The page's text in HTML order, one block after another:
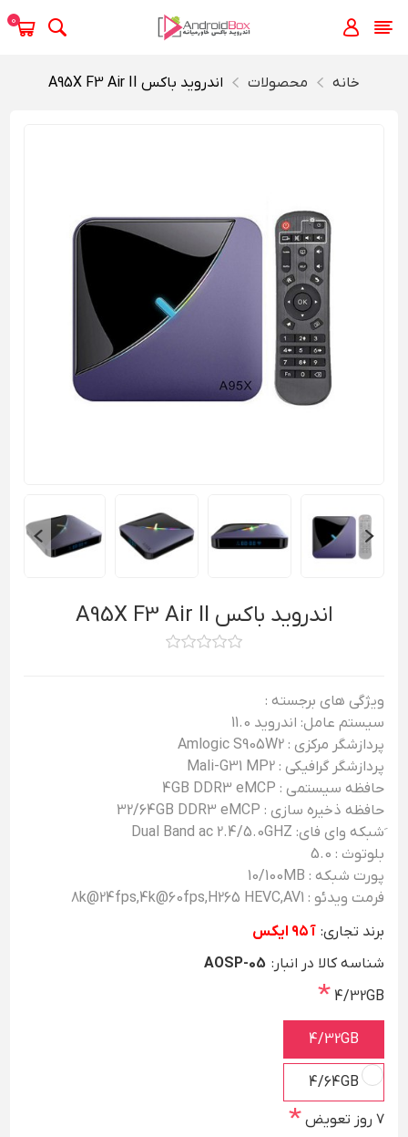
0
خانه محصولات اندروید باکس A95X F3 Air II
اندروید باکس A95X F3 Air II
ویژگی های برجسته :
سیستم عامل: اندروید 11.0
پردازشگر مرکزی : Amlogic S905W2
پردازشگر گرافیکی : Mali-G31 MP2
حافظه سیستمی : 4GB DDR3 eMCP
حافظه ذخیره سازی : 32/64GB DDR3 eMCP
َشبکه وای فای: Dual Band ac 2.4/5.0GHZ
بلوتوث : 5.0
پورت شبکه : 10/100MB
فرمت ویدئو : 8k@24fps,4k@60fps,H265 HEVC,AV1
برند تجاری: آ ۹۵ ایکس
شناسه کالا در انبار: AOSP-05
4/32GB
*
4/32GB
4/64GB
۷ روز تعویض *